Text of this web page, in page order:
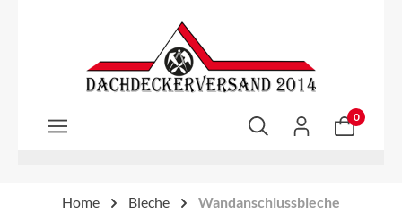
Zum Hauptinhalt springen
0
Home Bleche Wandanschlussbleche